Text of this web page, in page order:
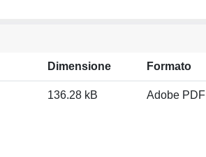
Dimensione Formato
136.28 kB Adobe PDF